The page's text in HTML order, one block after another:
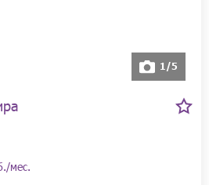
1/5
мес.